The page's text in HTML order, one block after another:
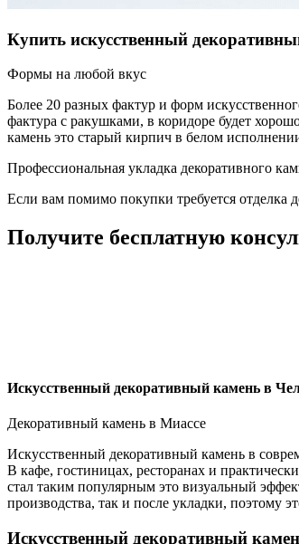
Купить искусственный
Формы на любой вкус
Более 20 разных фактур и форм
фактура с ракушками, в коридоре будет
камень это старый кирпич в белом
Профессиональная укладка декоративного
Если вам помимо покупки требуется отделка
Получите бесплатную
Искусственный декоративный камень в
Декоративный камень в Миассе
Искусственный декоративный камень в
В кафе, гостиницах, ресторанах и
стал таким популярным это визуальный
производства, так и после укладки, поэтому
Искусственный декоративный